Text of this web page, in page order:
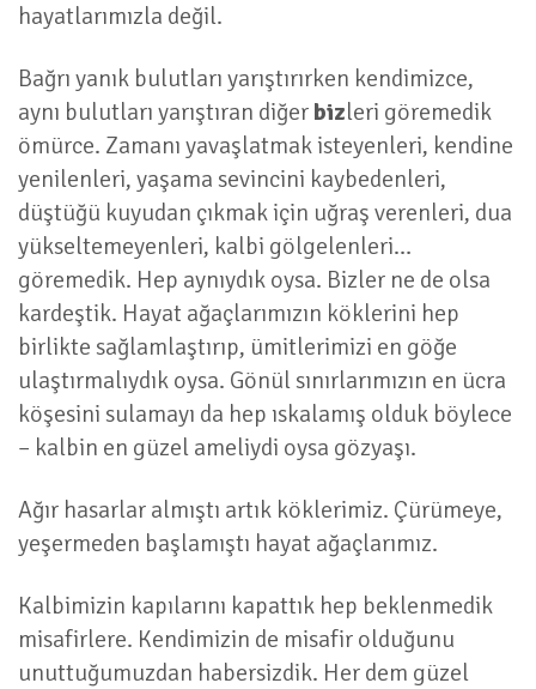
hayatlarımızla değil.
Bağrı yanık bulutları yarıştırırken kendimizce,
aynı bulutları yarıştıran diğer bizleri göremedik
ömürce. Zamanı yavaşlatmak isteyenleri, kendine
yenilenleri, yaşama sevincini kaybedenleri,
düştüğü kuyudan çıkmak için uğraş verenleri, dua
yükseltemeyenleri, kalbi gölgelenleri…
göremedik. Hep aynıydık oysa. Bizler ne de olsa
kardeştik. Hayat ağaçlarımızın köklerini hep
birlikte sağlamlaştırıp, ümitlerimizi en göğe
ulaştırmalıydık oysa. Gönül sınırlarımızın en ücra
köşesini sulamayı da hep ıskalamış olduk böylece
– kalbin en güzel ameliydi oysa gözyaşı.
Ağır hasarlar almıştı artık köklerimiz. Çürümeye,
yeşermeden başlamıştı hayat ağaçlarımız.
Kalbimizin kapılarını kapattık hep beklenmedik
misafirlere. Kendimizin de misafir olduğunu
unuttuğumuzdan habersizdik. Her dem güzel